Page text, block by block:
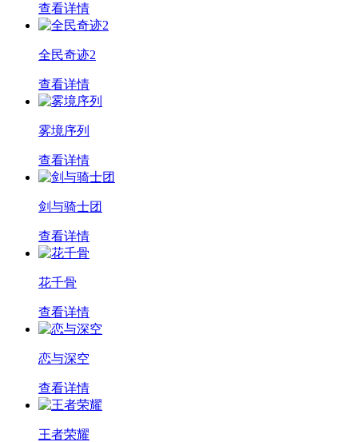
查看详情
全民奇迹2
查看详情
雾境序列
查看详情
剑与骑士团
查看详情
花千骨
查看详情
恋与深空
查看详情
王者荣耀